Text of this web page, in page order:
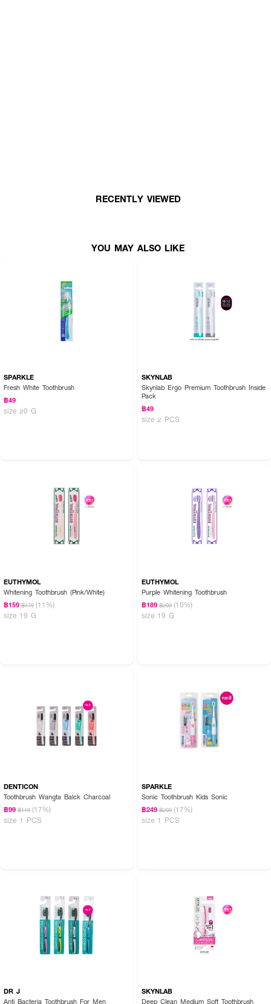
RECENTLY VIEWED
YOU MAY ALSO LIKE
SPARKLE
Fresh White Toothbrush
฿49
size 20 G
SKYNLAB
Skynlab Ergo Premium Toothbrush Inside
Pack
฿49
size 2 PCS
EUTHYMOL
Whitening Toothbrush (Pink/White)
฿159 ฿179 (11%)
size 19 G
EUTHYMOL
Purple Whitening Toothbrush
฿189 ฿209 (10%)
size 19 G
DENTICON
Toothbrush Wangta Balck Charcoal
฿99 ฿119 (17%)
size 1 PCS
SPARKLE
Sonic Toothbrush Kids Sonic
฿249 ฿299 (17%)
size 1 PCS
DR J
Anti Bacteria Toothbrush For Men
SKYNLAB
Deep Clean Medium Soft Toothbrush